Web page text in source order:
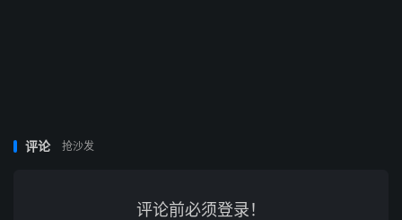
评论 抢沙发
评论前必须登录！